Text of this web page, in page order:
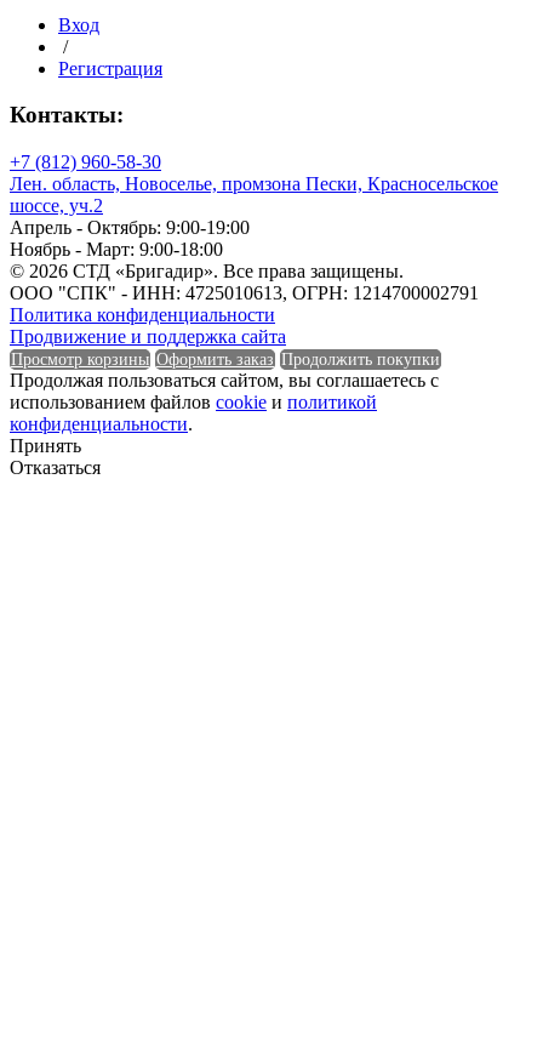
Разрывная нагрузка шва
Ширина
Ширина
Ширина рукава
Ширина рукава
Сортность
Вход
/
Регистрация
Контакты:
+7 (812) 960-58-30
Лен. область, Новоселье, промзона Пески, Красносельское
шоссе, уч.2
Апрель - Октябрь: 9:00-19:00
Ноябрь - Март: 9:00-18:00
© 2026 СТД «Бригадир». Все права защищены.
ООО "СПК" - ИНН: 4725010613, ОГРН: 1214700002791
Политика конфиденциальности
Продвижение и поддержка сайта
Просмотр корзины Оформить заказ Продолжить покупки
Продолжая пользоваться сайтом, вы соглашаетесь с
использованием файлов cookie и политикой
конфиденциальности.
Принять
Отказаться